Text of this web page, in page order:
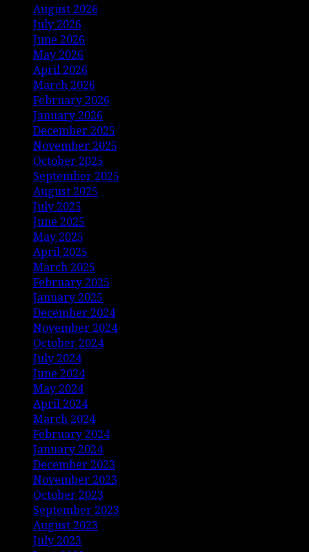
August 2026
July 2026
June 2026
May 2026
April 2026
March 2026
February 2026
January 2026
December 2025
November 2025
October 2025
September 2025
August 2025
July 2025
June 2025
May 2025
April 2025
March 2025
February 2025
January 2025
December 2024
November 2024
October 2024
July 2024
June 2024
May 2024
April 2024
March 2024
February 2024
January 2024
December 2023
November 2023
October 2023
September 2023
August 2023
July 2023